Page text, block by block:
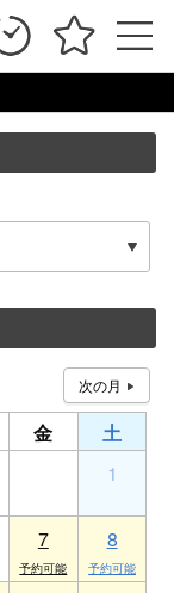
金
土
1
7 8